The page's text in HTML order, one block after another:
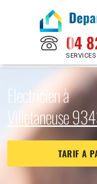
04
Electricien à
Villetaneuse
TARIF A